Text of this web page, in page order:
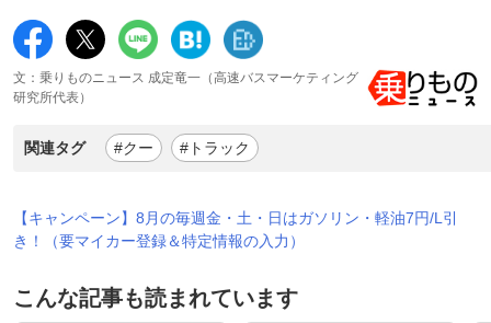
文：乗りものニュース 成定竜一（高速バスマーケティング
研究所代表）
関連タグ #クー #トラック
【キャンペーン】8月の毎週金・土・日はガソリン・軽油7円/L引
き！（要マイカー登録＆特定情報の入力）
こんな記事も読まれています